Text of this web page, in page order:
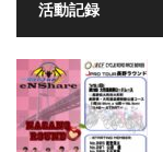
活動記録